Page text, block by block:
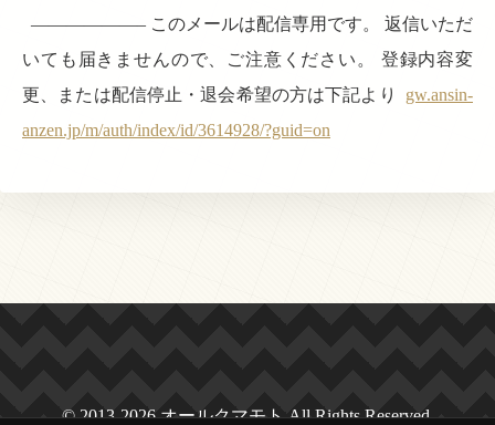
——————– このメールは配信専用です。 返信いただ
いても届きませんので、ご注意ください。 登録内容変
更、または配信停止・退会希望の方は下記より gw.ansin-
anzen.jp/m/auth/index/id/3614928/?guid=on
© 2013-2026 オールクマモト All Rights Reserved.